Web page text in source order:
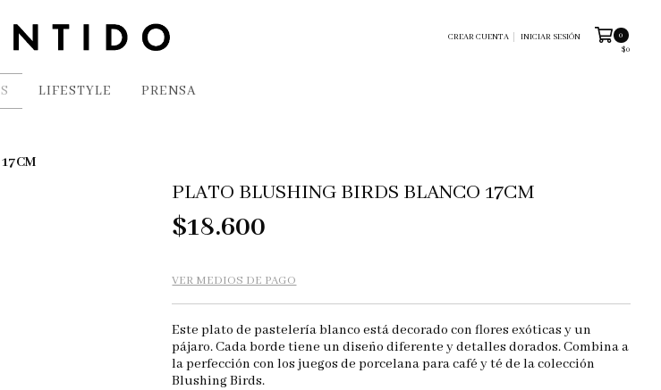
CREAR CUENTA INICIAR SESIÓN
0
$0
LIFESTYLE PRENSA
PLATO BLUSHING BIRDS BLANCO 17CM
$18.600
VER MEDIOS DE PAGO
Este plato de pastelería blanco está decorado con flores exóticas y un
pájaro. Cada borde tiene un diseño diferente y detalles dorados. Combina a
la perfección con los juegos de porcelana para café y té de la colección
Blushing Birds.